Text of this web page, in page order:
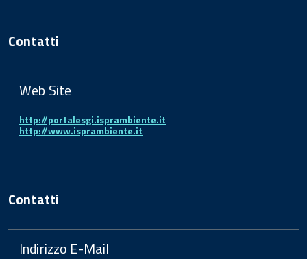
Contatti
Web Site
http://portalesgi.isprambiente.it
http://www.isprambiente.it
Contatti
Indirizzo E-Mail